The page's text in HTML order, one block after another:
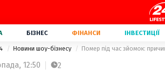
БІЗНЕС ФІНАНСИ ІНВЕСТИЦІЇ
Новини шоу-бізнесу Помер під час зйомок:
12:50 2